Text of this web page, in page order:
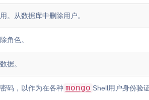
。从数据库中删除用户。
角色。
据。
码，以作为在各种 mongo Shell用户身份验